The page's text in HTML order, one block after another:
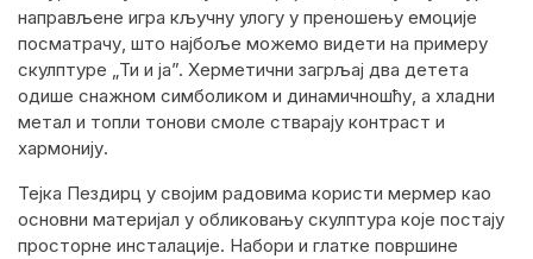
направљене игра кључну улогу у преношењу емоције
посматрачу, што најбоље можемо видети на примеру
скулптуре „Ти и ја”. Херметични загрљај два детета
одише снажном симболиком и динамичношћу, а хладни
метал и топли тонови смоле стварају контраст и
хармонију.
Тејка Пездирц у својим радовима користи мермер као
основни материјал у обликовању скулптура које постају
просторне инсталације. Набори и глатке површине